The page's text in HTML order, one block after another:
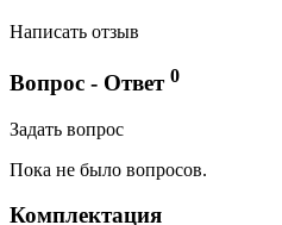
Написать отзыв
Вопрос - Ответ 0
Задать вопрос
Пока не было вопросов.
Комплектация